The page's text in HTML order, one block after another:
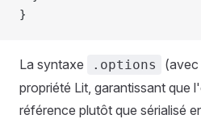
}
La syntaxe .options
(avec
propriété Lit, garantissant que
référence plutôt que sérialisé